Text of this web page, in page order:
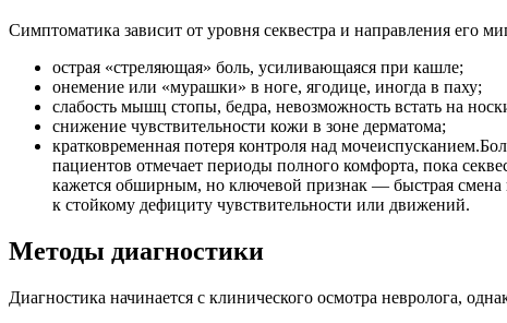
Симптоматика зависит от уровня секвестра и направления его
острая «стреляющая» боль, усиливающаяся при кашле;
онемение или «мурашки» в ноге, ягодице, иногда в паху;
слабость мышц стопы, бедра, невозможность встать на
снижение чувствительности кожи в зоне дерматома;
кратковременная потеря контроля над
пациентов отмечает периоды полного комфорта, пока
кажется обширным, но ключевой признак — быстрая смена
к стойкому дефициту чувствительности или движений.
Методы диагностики
Диагностика начинается с клинического осмотра невролога,